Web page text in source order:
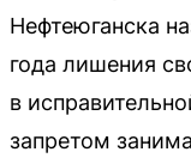
Нефтеюганска
года лишения
в
запретом